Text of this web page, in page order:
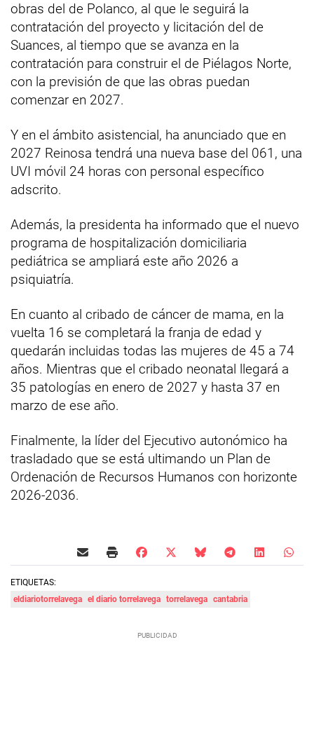
obras del de Polanco, al que le seguirá la
contratación del proyecto y licitación del de
Suances, al tiempo que se avanza en la
contratación para construir el de Piélagos Norte,
con la previsión de que las obras puedan
comenzar en 2027.
Y en el ámbito asistencial, ha anunciado que en
2027 Reinosa tendrá una nueva base del 061, una
UVI móvil 24 horas con personal específico
adscrito.
Además, la presidenta ha informado que el nuevo
programa de hospitalización domiciliaria
pediátrica se ampliará este año 2026 a
psiquiatría.
En cuanto al cribado de cáncer de mama, en la
vuelta 16 se completará la franja de edad y
quedarán incluidas todas las mujeres de 45 a 74
años. Mientras que el cribado neonatal llegará a
35 patologías en enero de 2027 y hasta 37 en
marzo de ese año.
Finalmente, la líder del Ejecutivo autonómico ha
trasladado que se está ultimando un Plan de
Ordenación de Recursos Humanos con horizonte
2026-2036.
ETIQUETAS:
eldiariotorrelavega el diario torrelavega torrelavega cantabria